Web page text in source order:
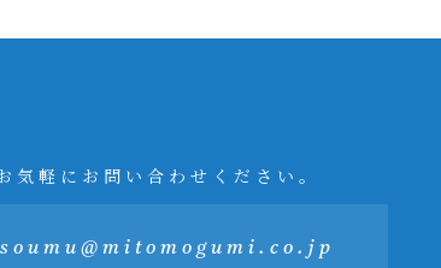
軽にお問い合わせください。
soumu@mitomogumi.co.jp